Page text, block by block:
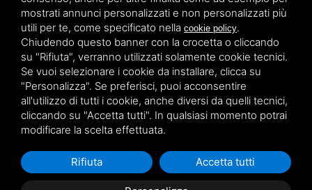
POLIZZA FONDO GARANZIA INSOLVENZA
REVO N. OX00043679 valida dal 03/03/26 al
03/03/27
Copyrights – 2026 Raggio Verde Incoming Italy by Raggio
Verde Incoming Italy di Nagliati dott.ssa Ilaria –
Deltacommerce srlAll rights reserved.
Partita IVA 01428530388 - C.F NGLLRI66L56D548L - Numero
REA - Camera di Commercio Ferrara 166627/1998 Licenza
agenzia di viaggio: autorizzazione Provincia di Ferrara n.
102131 del 02 Dicembre 2008 -
Sitemap - Privacy Legal
mostrati annunci personalizzati e non personalizzati più
utili per te, come specificato nella cookie policy.
Chiudendo questo banner con la crocetta o cliccando
su "Rifiuta", verranno utilizzati solamente cookie tecnici.
Se vuoi selezionare i cookie da installare, clicca su
"Personalizza". Se preferisci, puoi acconsentire
all'utilizzo di tutti i cookie, anche diversi da quelli tecnici,
cliccando su "Accetta tutti". In qualsiasi momento potrai
modificare la scelta effettuata.
Rifiuta Accetta tutti